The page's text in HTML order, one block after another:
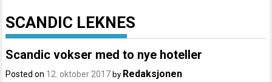
SCANDIC LEKNES
Scandic vokser med to nye hoteller
Posted on 12. oktober 2017 by Redaksjonen